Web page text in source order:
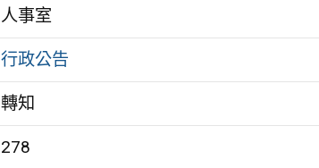
人事室
行政公告
轉知
278